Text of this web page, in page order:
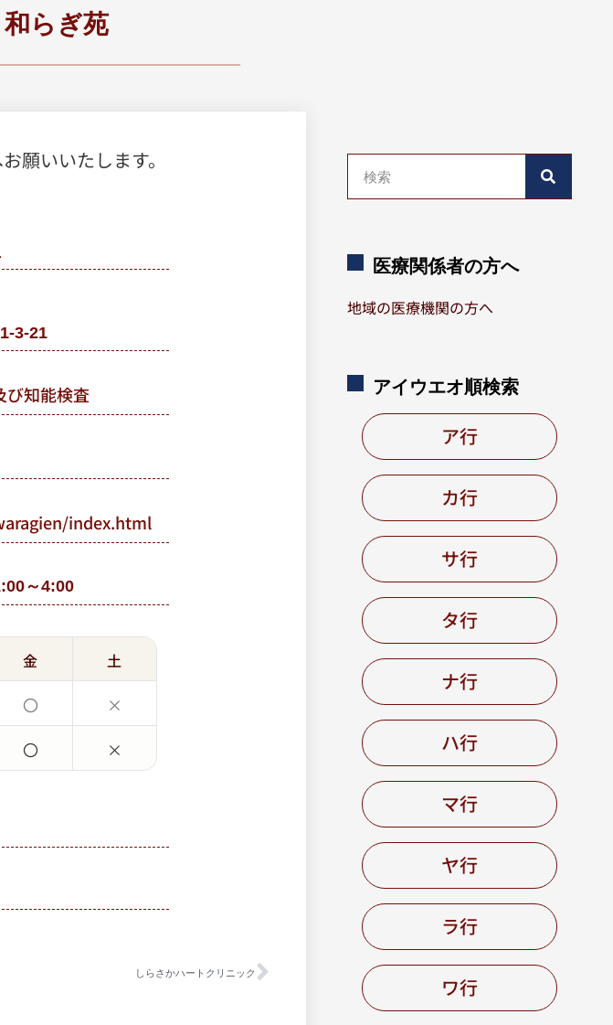
らぎ苑
願いいたします。
3-21
び知能検査
index.html
～4:00
金 土
〇
×
〇 ×
しらさかハートクリニック
医療関係者の方へ
地域の医療機関の方へ
アイウエオ順検索
ア行
カ行
サ行
タ行
ナ行
ハ行
マ行
ヤ行
ラ行
ワ行